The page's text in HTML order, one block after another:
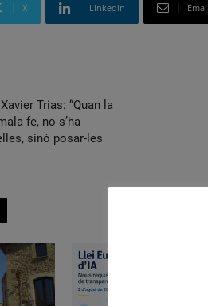
X Linkedin Email
Trias: “Quan la
fe, no s’ha
sinó posar-les